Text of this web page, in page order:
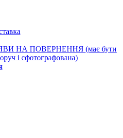
НА ПОВЕРНЕННЯ (має бути
і сфотографована)